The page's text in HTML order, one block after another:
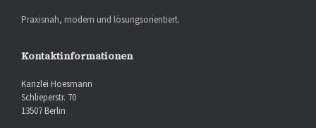
Praxisnah, modern und lösungsorientiert.
Kontaktinformationen
Kanzlei Hoesmann
Schlieperstr. 70
13507 Berlin